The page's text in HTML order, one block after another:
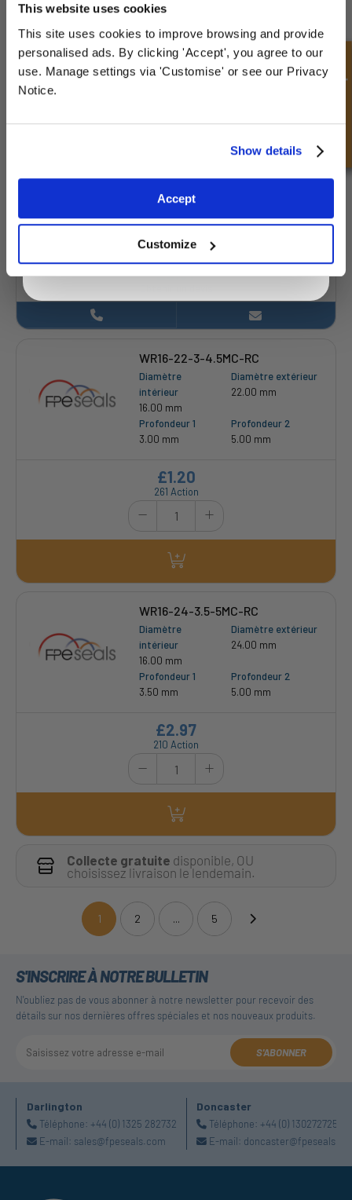
This website uses cookies
This site uses cookies to improve browsing and provide
personalised ads. By clicking 'Accept', you agree to our
use. Manage settings via 'Customise' or see our Privacy
Notice.
Show details
Accept
Customize
143 Action
WR15-25-5-8MC-RC
15.00 mm
Profondeur 1
Profondeur 2
£0.57
WR16-22-3-4.5MC-RC
Diamètre
intérieur
16.00 mm
Diamètre extérieur
22.00 mm
Profondeur 1
3.00 mm
Profondeur 2
5.00 mm
261 Action
£1.20
WR16-24-3.5-5MC-RC
Diamètre
intérieur
16.00 mm
Diamètre extérieur
24.00 mm
Profondeur 1
3.50 mm
Profondeur 2
5.00 mm
210 Action
£2.97
Collecte gratuite disponible, OU
choisissez livraison le lendemain.
1(current)2 ... 5
S'INSCRIRE À NOTRE BULLETIN
N'oubliez pas de vous abonner à notre newsletter pour recevoir des
détails sur nos dernières offres spéciales et nos nouveaux produits.
S'ABONNER
Darlington
Téléphone: +44 (0) 1325 282732
E-mail: sales@fpeseals.com
Doncaster
Téléphone: +44 (0) 1302727252
E-mail:
Demande rapide
Sign up for special offers and exclusive
deals
By entering your email address you are agreeing to our
privacy policy.